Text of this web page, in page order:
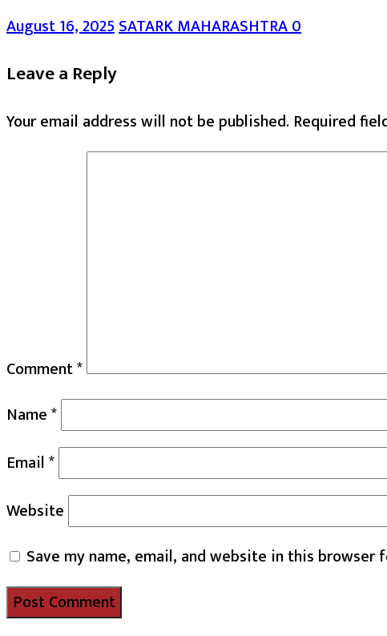
August 16, 2025SATARK MAHARASHTRA0
Leave a Reply
Your email address will not be published. Required
Comment*
Name*
Email*
Website
Save my name, email, and website in this